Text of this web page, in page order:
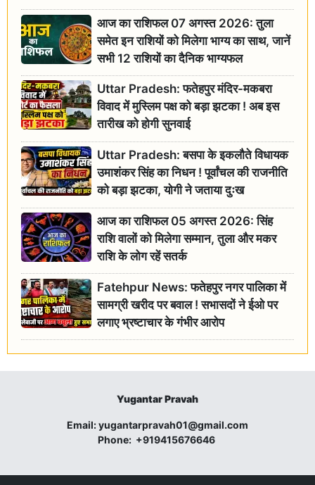
आज का राशिफल 07 अगस्त 2026: तुला
समेत इन राशियों को मिलेगा भाग्य का साथ, जानें
सभी 12 राशियों का दैनिक भाग्यफल
Uttar Pradesh: फतेहपुर मंदिर-मकबरा
विवाद में मुस्लिम पक्ष को बड़ा झटका ! अब इस
तारीख को होगी सुनवाई
Uttar Pradesh: बसपा के इकलौते विधायक
उमाशंकर सिंह का निधन ! पूर्वांचल की राजनीति
को बड़ा झटका, योगी ने जताया दुःख
आज का राशिफल 05 अगस्त 2026: सिंह
राशि वालों को मिलेगा सम्मान, तुला और मकर
राशि के लोग रहें सतर्क
Fatehpur News: फतेहपुर नगर पालिका में
सामग्री खरीद पर बवाल ! सभासदों ने ईओ पर
लगाए भ्रष्टाचार के गंभीर आरोप
Yugantar Pravah
Email:yugantarpravah01@gmail.com
Phone: +919415676646